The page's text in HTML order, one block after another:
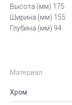
Высота (мм) 175
Ширина (мм) 155
Глубина (мм) 94
Материал